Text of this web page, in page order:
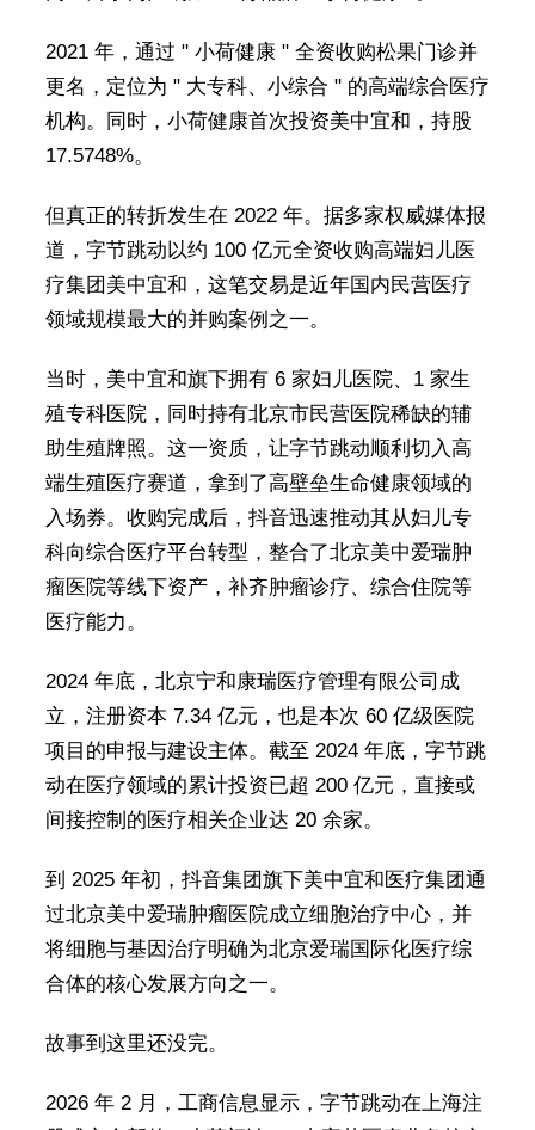
2021 年，通过 " 小荷健康 " 全资收购松果门诊并
更名，定位为 " 大专科、小综合 " 的高端综合医疗
机构。同时，小荷健康首次投资美中宜和，持股
17.5748%。
但真正的转折发生在 2022 年。据多家权威媒体报
道，字节跳动以约 100 亿元全资收购高端妇儿医
疗集团美中宜和，这笔交易是近年国内民营医疗
领域规模最大的并购案例之一。
当时，美中宜和旗下拥有 6 家妇儿医院、1 家生
殖专科医院，同时持有北京市民营医院稀缺的辅
助生殖牌照。这一资质，让字节跳动顺利切入高
端生殖医疗赛道，拿到了高壁垒生命健康领域的
入场券。收购完成后，抖音迅速推动其从妇儿专
科向综合医疗平台转型，整合了北京美中爱瑞肿
瘤医院等线下资产，补齐肿瘤诊疗、综合住院等
医疗能力。
2024 年底，北京宁和康瑞医疗管理有限公司成
立，注册资本 7.34 亿元，也是本次 60 亿级医院
项目的申报与建设主体。截至 2024 年底，字节跳
动在医疗领域的累计投资已超 200 亿元，直接或
间接控制的医疗相关企业达 20 余家。
到 2025 年初，抖音集团旗下美中宜和医疗集团通
过北京美中爱瑞肿瘤医院成立细胞治疗中心，并
将细胞与基因治疗明确为北京爱瑞国际化医疗综
合体的核心发展方向之一。
故事到这里还没完。
2026 年 2 月，工商信息显示，字节跳动在上海注